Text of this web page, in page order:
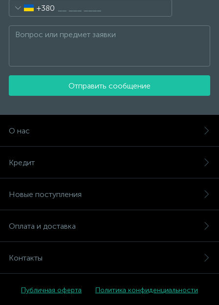
+380
Отправить сообщение
О нас
Кредит
Новые поступления
Оплата и доставка
Контакты
Публичная оферта Политика конфиденциальности